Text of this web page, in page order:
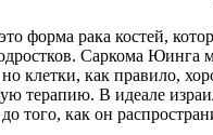
форма рака костей,
Саркома Юинга
клетки, как правило,
терапию. В идеале
того, как он